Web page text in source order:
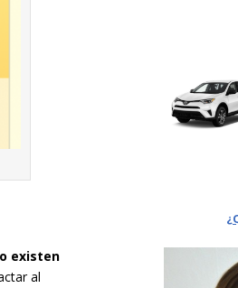
existen
al